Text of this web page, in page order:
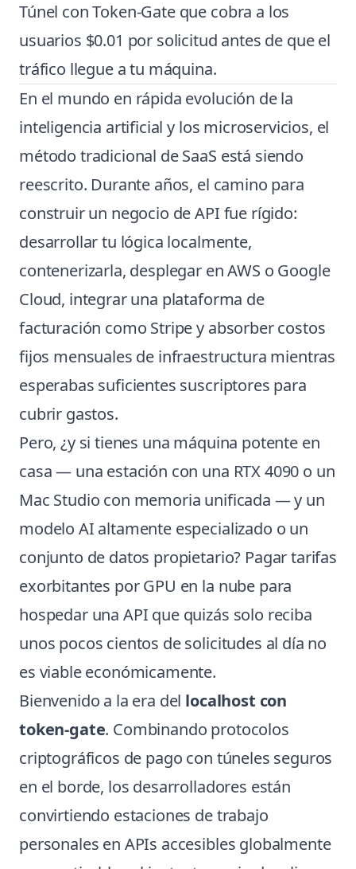
Túnel con Token-Gate que cobra a los
usuarios $0.01 por solicitud antes de que el
tráfico llegue a tu máquina.
En el mundo en rápida evolución de la
inteligencia artificial y los microservicios, el
método tradicional de SaaS está siendo
reescrito. Durante años, el camino para
construir un negocio de API fue rígido:
desarrollar tu lógica localmente,
contenerizarla, desplegar en AWS o Google
Cloud, integrar una plataforma de
facturación como Stripe y absorber costos
fijos mensuales de infraestructura mientras
esperabas suficientes suscriptores para
cubrir gastos.
Pero, ¿y si tienes una máquina potente en
casa — una estación con una RTX 4090 o un
Mac Studio con memoria unificada — y un
modelo AI altamente especializado o un
conjunto de datos propietario? Pagar tarifas
exorbitantes por GPU en la nube para
hospedar una API que quizás solo reciba
unos pocos cientos de solicitudes al día no
es viable económicamente.
Bienvenido a la era del localhost con
token-gate. Combinando protocolos
criptográficos de pago con túneles seguros
en el borde, los desarrolladores están
convirtiendo estaciones de trabajo
personales en APIs accesibles globalmente